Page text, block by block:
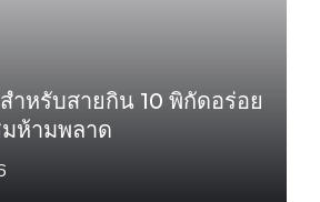
ำหรับสายกิน 10 พิกัดอร่อย
ห้ามพลาด